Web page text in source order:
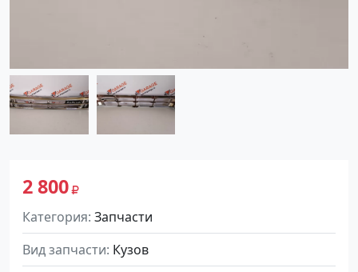
2 800
Категория Запчасти
Вид запчасти Кузов